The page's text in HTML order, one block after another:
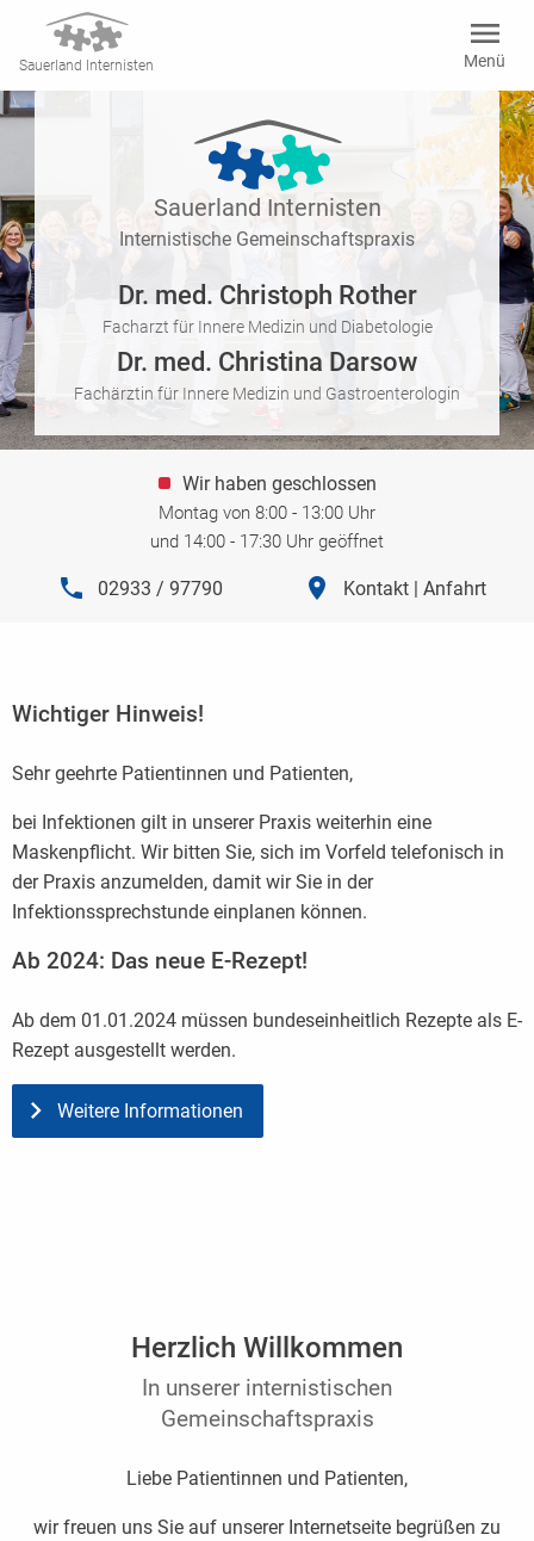
Sauerland Internisten
menu
Menü
Sauerland Internisten
Internistische Gemeinschaftspraxis
Dr. med. Christoph Rother
Facharzt für Innere Medizin und Diabetologie
Dr. med. Christina Darsow
Fachärztin für Innere Medizin und Gastroenterologin
Wir haben geschlossen
Montag von 8:00 - 13:00 Uhr
und 14:00 - 17:30 Uhr geöffnet
phone 02933 / 97790 location_on Kontakt | Anfahrt
Wichtiger Hinweis!
Sehr geehrte Patientinnen und Patienten,
bei Infektionen gilt in unserer Praxis weiterhin eine
Maskenpflicht. Wir bitten Sie, sich im Vorfeld telefonisch in
der Praxis anzumelden, damit wir Sie in der
Infektionssprechstunde einplanen können.
Ab 2024: Das neue E-Rezept!
Ab dem 01.01.2024 müssen bundeseinheitlich Rezepte als E-
Rezept ausgestellt werden.
Weitere Informationen
Herzlich Willkommen
In unserer internistischen
Gemeinschaftspraxis
Liebe Patientinnen und Patienten,
wir freuen uns Sie auf unserer Internetseite begrüßen zu